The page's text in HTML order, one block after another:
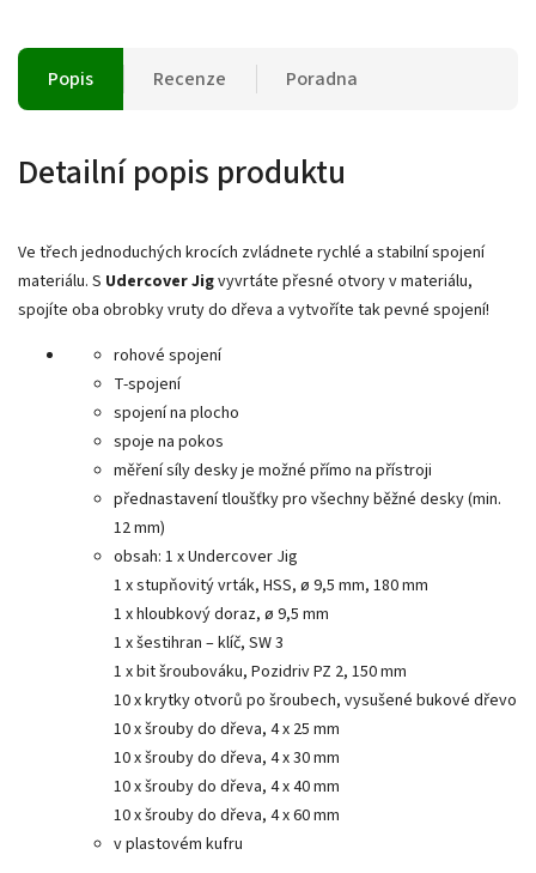
Popis Recenze Poradna
Detailní popis produktu
Ve třech jednoduchých krocích zvládnete rychlé a stabilní spojení
materiálu. S Udercover Jigvyvrtáte přesné otvory v materiálu,
spojíte oba obrobky vruty do dřeva a vytvoříte tak pevné spojení!
rohové spojení
T-spojení
spojení na plocho
spoje na pokos
měření síly desky je možné přímo na přístroji
přednastavení tloušťky pro všechny běžné desky (min.
12 mm)
obsah: 1 x Undercover Jig
1 x stupňovitý vrták, HSS, ø 9,5 mm, 180 mm
1 x hloubkový doraz, ø 9,5 mm
1 x šestihran – klíč, SW 3
1 x bit šroubováku, Pozidriv PZ 2, 150 mm
10 x krytky otvorů po šroubech, vysušené bukové dřevo
10 x šrouby do dřeva, 4 x 25 mm
10 x šrouby do dřeva, 4 x 30 mm
10 x šrouby do dřeva, 4 x 40 mm
10 x šrouby do dřeva, 4 x 60 mm
v plastovém kufru